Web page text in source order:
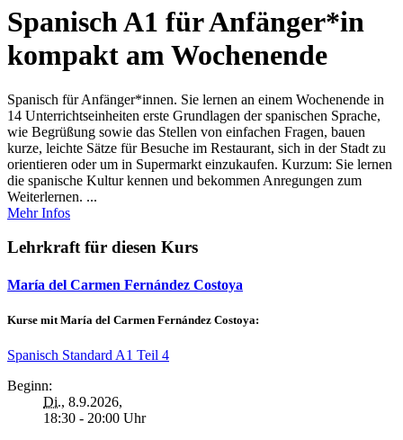
Spanisch A1 für Anfänger*in
kompakt am Wochenende
Spanisch für Anfänger*innen. Sie lernen an einem Wochenende in
14 Unterrichtseinheiten erste Grundlagen der spanischen Sprache,
wie Begrüßung sowie das Stellen von einfachen Fragen, bauen
kurze, leichte Sätze für Besuche im Restaurant, sich in der Stadt zu
orientieren oder um in Supermarkt einzukaufen. Kurzum: Sie lernen
die spanische Kultur kennen und bekommen Anregungen zum
Weiterlernen. ...
Mehr Infos
Lehrkraft für diesen Kurs
María del Carmen Fernández Costoya
Kurse mit María del Carmen Fernández Costoya:
Spanisch Standard A1 Teil 4
Beginn:
Di., 8.9.2026,
18:30 - 20:00 Uhr